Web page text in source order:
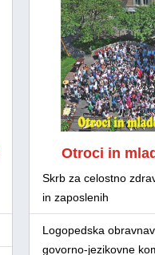
Otroci in
Skrb za celostno
in zaposlenih
Logopedska
govorno-jezikovne